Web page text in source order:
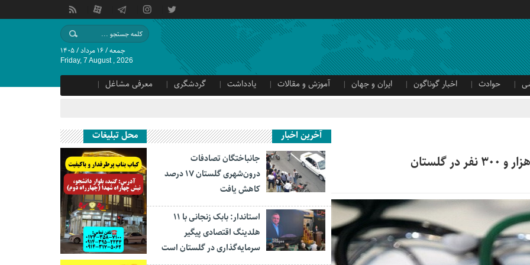
جمعه / ۱۶ مرداد / ۱۴۰۵
Friday, 7 August , 2026
حوادث اخبار گوناگون ایران و جهان آموزش و مقالات یادداشت گردشگری
معرفی مشاغل
آخرین اخبار
جانباختگان تصادفات
درون‌شهری گلستان ۱۷ درصد
کاهش یافت
استاندار: بابک زنجانی با ۱۱
هلدینگ اقتصادی پیگیر
سرمایه‌گذاری در گلستان است
محل تبلیغات